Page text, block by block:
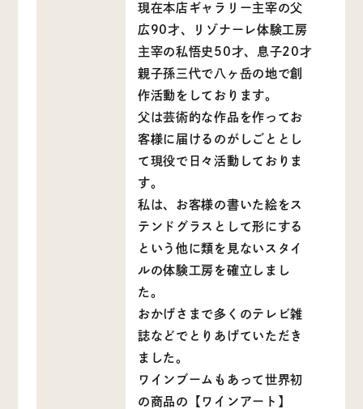
現在本店ギャラリー主宰の父
広90才、リゾナーレ体験工房
主宰の私悟史50才、息子20才
親子孫三代で八ヶ岳の地で創
作活動をしております。
父は芸術的な作品を作ってお
客様に届けるのがしごととし
て現役で日々活動しておりま
す。
私は、お客様の書いた絵をス
テンドグラスとして形にする
という他に類を見ないスタイ
ルの体験工房を確立しまし
た。
おかげさまで多くのテレビ雑
誌などでとりあげていただき
ました。
ワインブームもあって世界初
の商品の【ワインアート】